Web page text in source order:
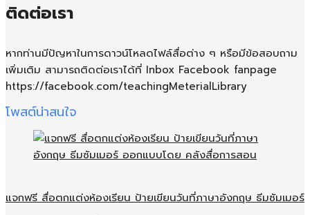
ติดต่อเรา
หากท่านมีปัญหาในการดาวน์โหลดไฟล์สื่อต่าง ๆ หรือมีข้อสอบถาม
เพิ่มเติม สามารถติดต่อเราได้ที่ Inbox Facebook fanpage
https://facebook.com/teachingMeterialLibrary
โพสต์น่าสนใจ
แจกฟรี สื่อตกแต่งห้องเรียน ป้ายเขียนวันที่ภาษาอังกฤษ ธีมซัมเมอร์